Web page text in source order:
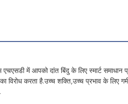
में आपको दांत बिंदु के लिए स्मार्ट समाधान
करता है.उच्च शक्ति,उच्च प्रभाव के लिए